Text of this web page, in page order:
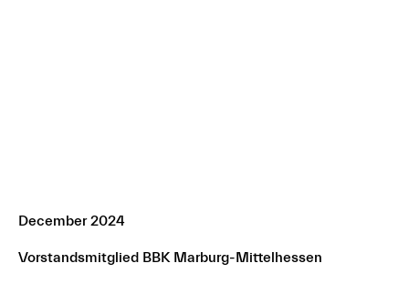
December 2024
Vorstandsmitglied BBK Marburg-Mittelhessen